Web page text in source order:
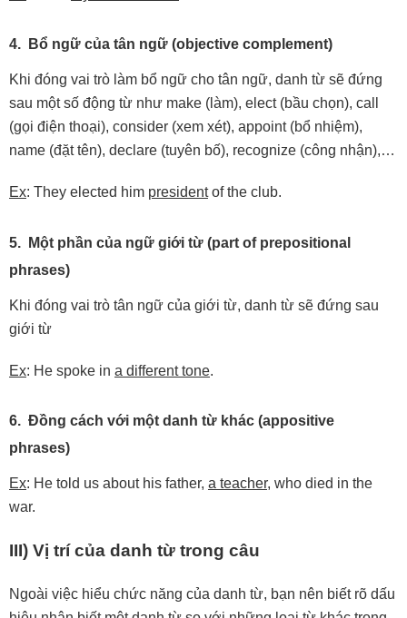
4. Bổ ngữ của tân ngữ (objective complement)
Khi đóng vai trò làm bổ ngữ cho tân ngữ, danh từ sẽ đứng
sau một số động từ như make (làm), elect (bầu chọn), call
(gọi điện thoại), consider (xem xét), appoint (bổ nhiệm),
name (đặt tên), declare (tuyên bố), recognize (công nhận),…
Ex: They elected him presidentof the club.
5. Một phần của ngữ giới từ (part of prepositional
phrases)
Khi đóng vai trò tân ngữ của giới từ, danh từ sẽ đứng sau
giới từ
Ex: He spoke in a different tone.
6. Đồng cách với một danh từ khác (appositive
phrases)
Ex: He told us about his father, a teacher, who died in the
war.
III) Vị trí của danh từ trong câu
Ngoài việc hiểu chức năng của danh từ, bạn nên biết rõ dấu